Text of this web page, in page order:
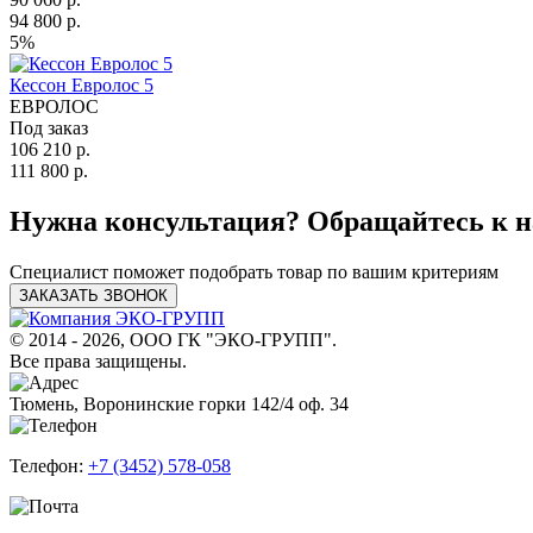
94 800 р.
5%
Кессон Евролос 5
ЕВРОЛОС
Под заказ
106 210 р.
111 800 р.
Нужна консультация? Обращайтесь к
Специалист поможет подобрать товар по вашим критериям
ЗАКАЗАТЬ ЗВОНОК
© 2014 - 2026, ООО ГК "ЭКО-ГРУПП".
Все права защищены.
Тюмень, Воронинские горки 142/4 оф. 34
Телефон: +7 (3452) 578-058